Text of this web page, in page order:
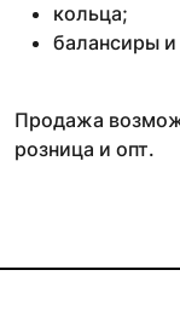
кольца;
балансиры и
Продажа
розница и опт.